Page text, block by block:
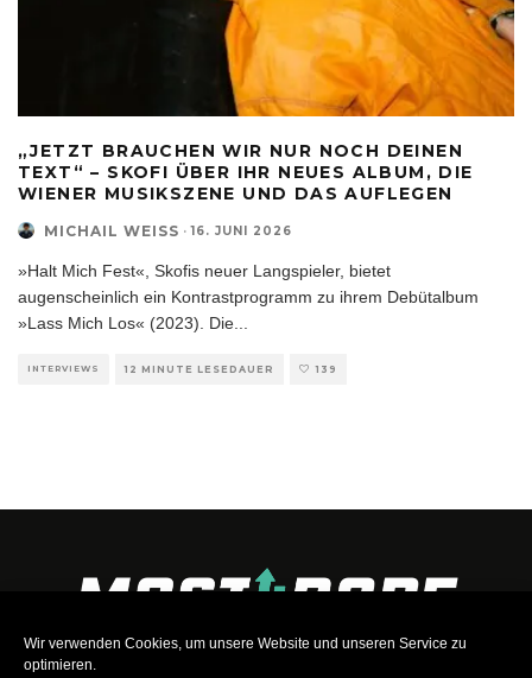
Wir verwenden Cookies, um unsere Website und unseren Service zu
optimieren.
„JETZT BRAUCHEN WIR NUR NOCH DEINEN
TEXT“ – SKOFI ÜBER IHR NEUES ALBUM, DIE
WIENER MUSIKSZENE UND DAS AUFLEGEN
MICHAIL WEISS · 16. JUNI 2026
»Halt Mich Fest«, Skofis neuer Langspieler, bietet
augenscheinlich ein Kontrastprogramm zu ihrem Debütalbum
»Lass Mich Los« (2023). Die
INTERVIEWS 12 MINUTE LESEDAUER 139